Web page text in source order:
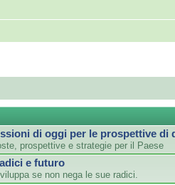
di oggi per le prospettive di
prospettive e strategie per il Paese
e futuro
se non nega le sue radici.